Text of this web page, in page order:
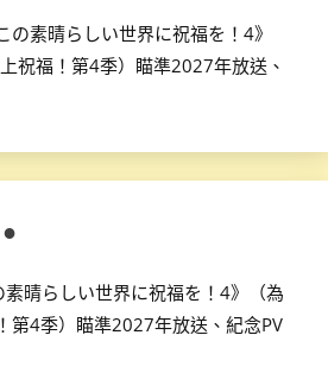
素晴らしい世界に祝福を！4》
上祝福！第4季）瞄準2027年放送、
晴らしい世界に祝福を！4》（為
第4季）瞄準2027年放送、紀念PV